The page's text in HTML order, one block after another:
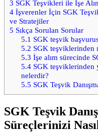
3 SGK Teşvikleri ile İşe
4 İşverenler İçin SGK
ve Stratejiler
5 Sıkça Sorulan Sorular
5.1 SGK teşvik
5.2 SGK teşviklerinden
5.3 İşe alım sürecinde
5.4SGK teşviklerinden
nelerdir?
5.5 SGK Teşvik
SGK Teşvik
Süreçlerinizi